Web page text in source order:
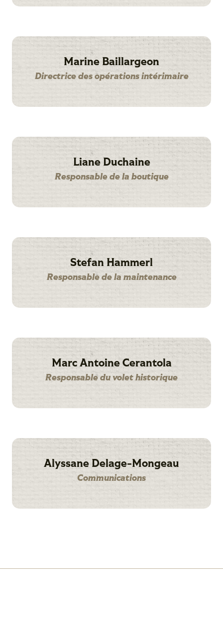
Marine Baillargeon
Directrice des opérations intérimaire
Liane Duchaine
Responsable de la boutique
Stefan Hammerl
Responsable de la maintenance
Marc Antoine Cerantola
Responsable du volet historique
Alyssane Delage-Mongeau
Communications